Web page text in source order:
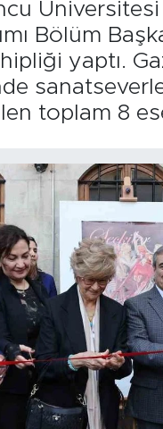
Bölüm
yaptı.
toplam 8